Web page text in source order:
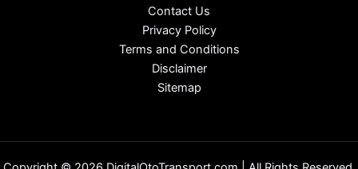
Contact Us
Privacy Policy
Terms and Conditions
Disclaimer
Sitemap